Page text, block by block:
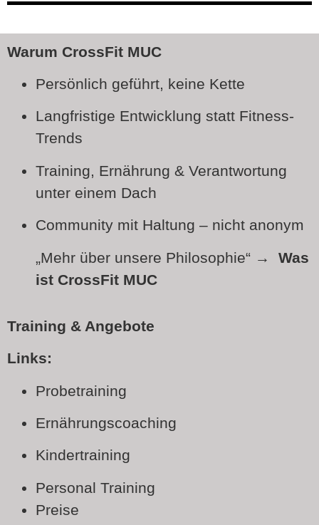
Warum CrossFit MUC
Persönlich geführt, keine Kette
Langfristige Entwicklung statt Fitness-
Trends
Training, Ernährung & Verantwortung
unter einem Dach
Community mit Haltung – nicht anonym
„Mehr über unsere Philosophie“ → Was
ist CrossFit MUC
Training & Angebote
Links:
Probetraining
Ernährungscoaching
Kindertraining
Personal Training
Preise